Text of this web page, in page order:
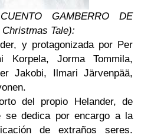
GAMBERRO DE
Tale):
y protagonizada por Per
Korpela, Jorma Tommila,
Jakobi, Ilmari Järvenpää,
del propio Helander, de
se dedica por encargo a la
de extraños seres.